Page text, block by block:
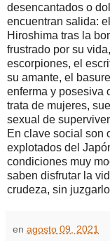
desencantados o
encuentran salida:
Hiroshima tras la
frustrado por su
escorpiones, el
su amante, el
enferma y posesiva
trata de mujeres,
sexual de
En clave social son
explotados del
condiciones muy
saben disfrutar la
crudeza, sin
en agosto 09, 2021